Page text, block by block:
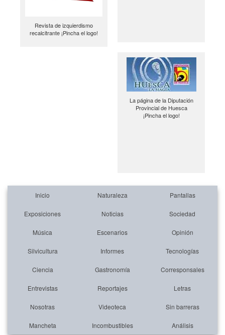
Revista de izquierdismo
recalcitrante ¡Pincha el logo!
La página de la Diputación
Provincial de Huesca
¡Pincha el logo!
Inicio Naturaleza Pantallas
Exposiciones Noticias Sociedad
Música Escenarios Opinión
Silvicultura Informes Tecnologías
Ciencia Gastronomía Corresponsales
Entrevistas Reportajes Letras
Nosotras Videoteca Sin barreras
Mancheta Incombustibles Análisis